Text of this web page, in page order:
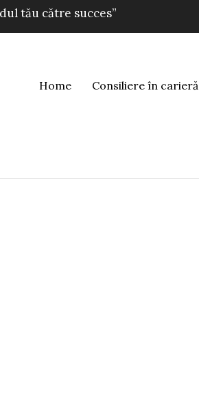
tău către succes”
Home Consiliere în carieră